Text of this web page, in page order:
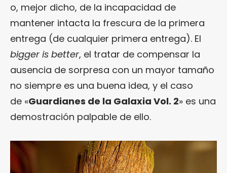
o, mejor dicho, de la incapacidad de
mantener intacta la frescura de la primera
entrega (de cualquier primera entrega). El
bigger is better, el tratar de compensar la
ausencia de sorpresa con un mayor tamaño
no siempre es una buena idea, y el caso
de «Guardianes de la Galaxia Vol. 2» es una
demostración palpable de ello.